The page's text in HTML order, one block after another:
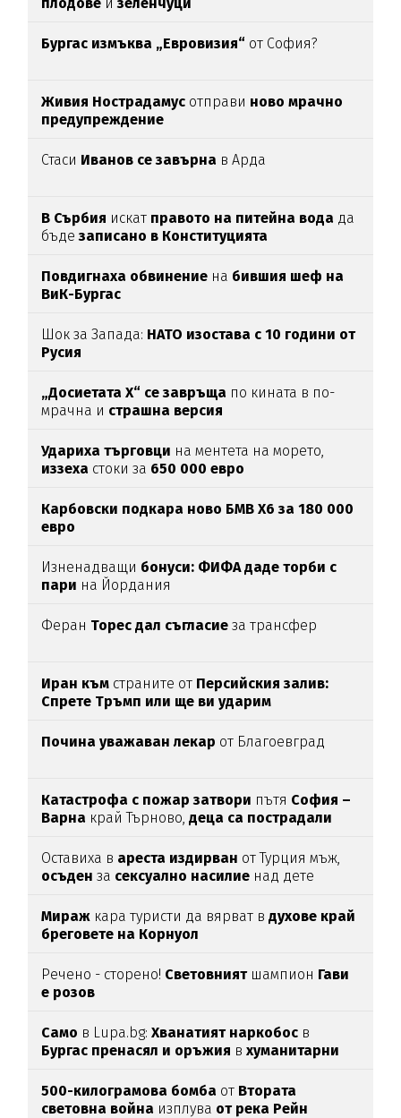
Бургас измъква „Евровизия“ от София?
Живия Нострадамус отправи ново мрачно
предупреждение
Стаси Иванов се завърна в Арда
В Сърбия искат правото на питейна вода да
бъде записано в Конституцията
Повдигнаха обвинение на бившия шеф на
ВиК-Бургас
Шок за Запада: НАТО изостава с 10 години от
Русия
„Досиетата Х“ се завръща по кината в по-
мрачна и страшна версия
Удариха търговци на ментета на морето,
иззеха стоки за 650 000 евро
Карбовски подкара ново БМВ Х6 за 180 000
евро
Изненадващи бонуси: ФИФА даде торби с
пари на Йордания
Феран Торес дал съгласиеза трансфер
Иран към страните от Персийския залив:
Спрете Тръмп или ще ви ударим
Почина уважаван лекар от Благоевград
Катастрофа с пожар затвори пътя София –
Варна край Търново,деца са пострадали
Оставиха в ареста издирван от Турция мъж,
осъден за сексуално насилие над дете
Мираж кара туристи да вярват вдухове край
бреговете на Корнуол
Речено - сторено! Световният шампион Гави
е розов
Само в Lupa.bg:Хванатият наркобос в
Бургас пренасял и оръжия вхуманитарни
500-килограмова бомба от Втората
световна война изплува от река Рейн